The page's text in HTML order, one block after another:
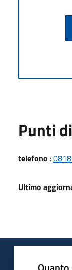
Punti
telefono :
Ultimo